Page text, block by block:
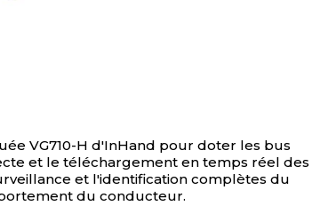
VG710-H d'InHand pour doter les bus
et le téléchargement en temps réel des
et l'identification complètes du
du conducteur.